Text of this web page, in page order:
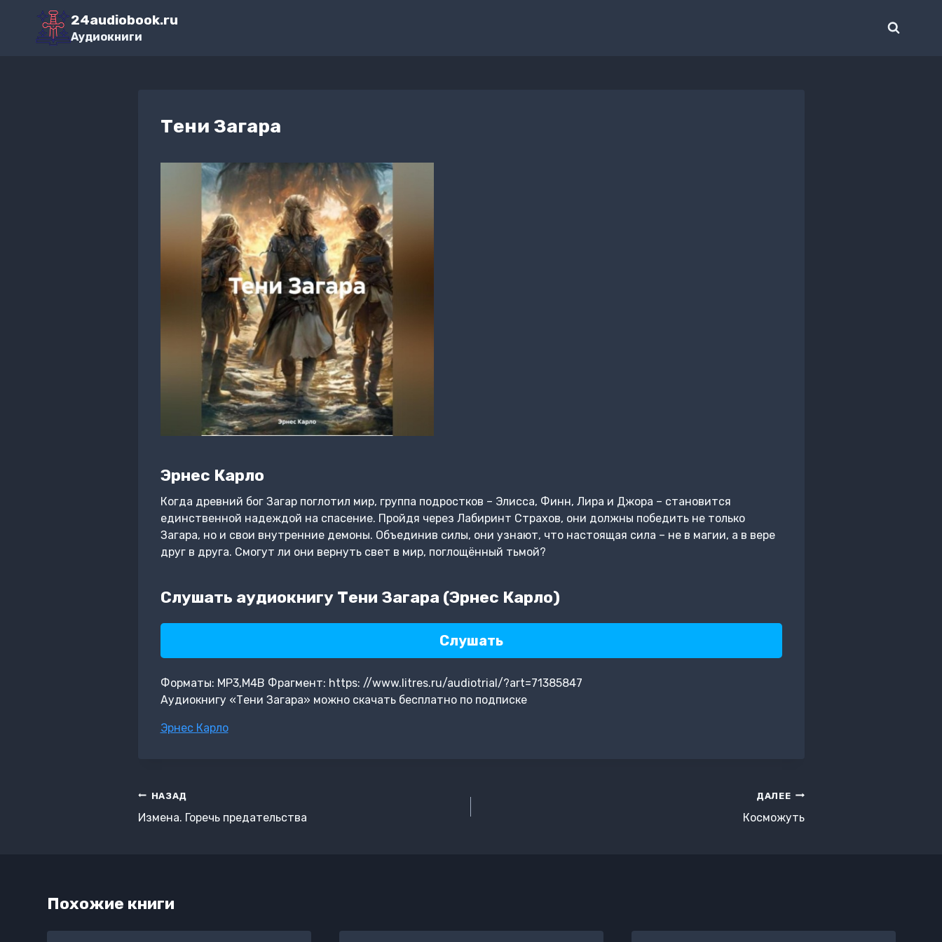
Перейти
содержимому
24audiobook.ru
Аудиокниги
Тени Загара
Эрнес Карло
Когда древний бог Загар поглотил мир, группа подростков – Элисса, Финн, Лира и Джора – становится
единственной надеждой на спасение. Пройдя через Лабиринт Страхов, они должны победить не только
Загара, но и свои внутренние демоны. Объединив силы, они узнают, что настоящая сила – не в магии, а в вере
друг в друга. Смогут ли они вернуть свет в мир, поглощённый тьмой?
Слушать аудиокнигу Тени Загара (Эрнес Карло)
Слушать
Форматы: MP3,M4B Фрагмент: https: //www.litres.ru/audiotrial/?art=71385847
Аудиокнигу «Тени Загара» можно скачать бесплатно по подписке
Метки
Эрнес Карло
Навигация
по
НАЗАД
Измена. Горечь предательства
ДАЛЕЕ
Косможуть
Похожие книги